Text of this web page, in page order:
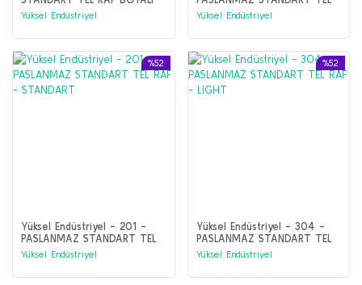
Yüksel Endüstriyel
RAF - LIGHT
Yüksel Endüstriyel
%52
Yüksel Endüstriyel - 201 -
PASLANMAZ STANDART TEL
RAF - STANDART
Yüksel Endüstriyel
%52
Yüksel Endüstriyel - 304 -
PASLANMAZ STANDART TEL
RAF - LIGHT
Yüksel Endüstriyel